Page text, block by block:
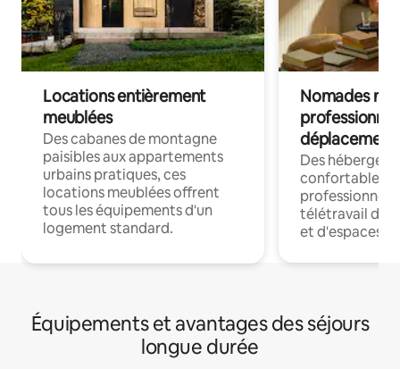
Locations entièrement
meublées
Des cabanes de montagne
paisibles aux appartements
urbains pratiques, ces
locations meublées offrent
tous les équipements d'un
logement standard.
Nomades
déplacement
Des
confortables
professionnels
télétravail
et d'espaces
Équipements et avantages des séjours
longue durée